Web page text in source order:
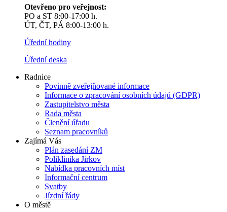
Otevřeno pro veřejnost:
PO a ST 8:00-17:00 h.
ÚT, ČT, PÁ 8:00-13:00 h.
Úřední hodiny
Úřední deska
Radnice
Povinně zveřejňované informace
Informace o zpracování osobních údajů (GDPR)
Zastupitelstvo města
Rada města
Členění úřadu
Seznam pracovníků
Zajímá Vás
Plán zasedání ZM
Poliklinika Jirkov
Nabídka pracovních míst
Informační centrum
Svatby
Jízdní řády
O městě